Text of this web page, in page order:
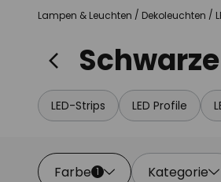
Lampen & Leuchten Dekoleuchten
LED-Strips LED Profile
Farbe 1 Kategorie